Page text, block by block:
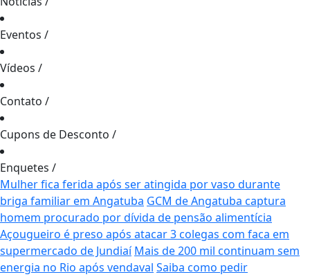
Eventos /
Vídeos /
Contato /
Cupons de Desconto /
Enquetes /
Mulher fica ferida após ser atingida por vaso durante
briga familiar em Angatuba GCM de Angatuba captura
homem procurado por dívida de pensão alimentícia
Açougueiro é preso após atacar 3 colegas com faca em
supermercado de Jundiaí Mais de 200 mil continuam sem
energia no Rio após vendaval Saiba como pedir